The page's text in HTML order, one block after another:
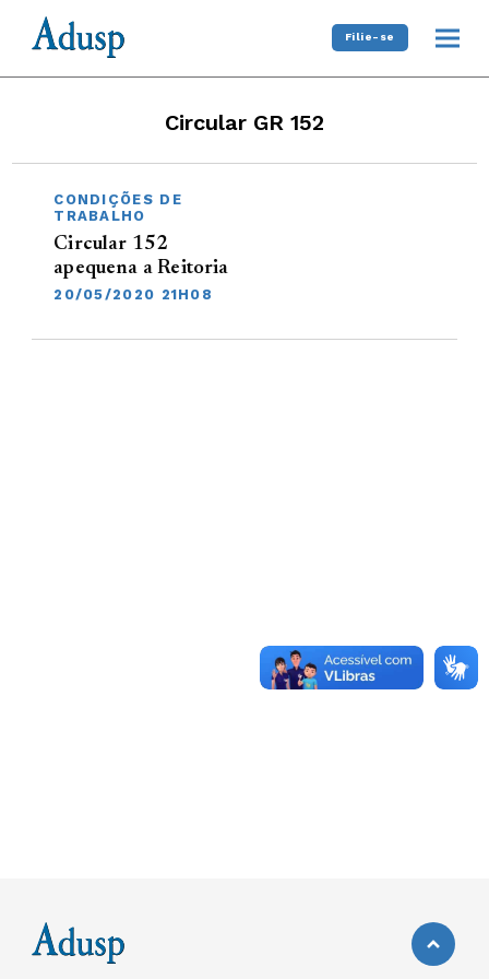
Filie-se
Circular GR 152
CONDIÇÕES DE
TRABALHO
Circular 152
apequena a Reitoria
20/05/2020 21H08